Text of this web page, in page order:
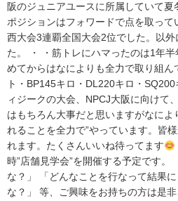
阪のジュニアユースに所属していて夏
ポジションはフォワードで点を取って
西大会3連覇全国大会2位でした。以
た。 ・ ・筋トレにハマったのは1年
めてからはなによりも全力で取り組ん
ト・BP145キロ・DL220キロ・
ィジークの大会、NPCJ大阪に向けて
はもちろん大事だと思いますがなによ
れることを全力で”やっています。皆
れます。たくさんいいね待ってます
時”店舗見学会”を開催する予定です。
な？」 「どんなことを行なって結果
な？」 等、ご興味をお持ちの方は是